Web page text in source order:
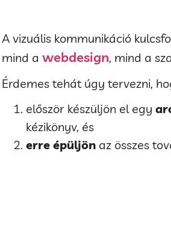
A vizuális kommunikáció
mind awebdesign, mind a
Érdemes tehát úgy tervezni,
először készüljön el egy
kézikönyv, és
erre épüljön az összes